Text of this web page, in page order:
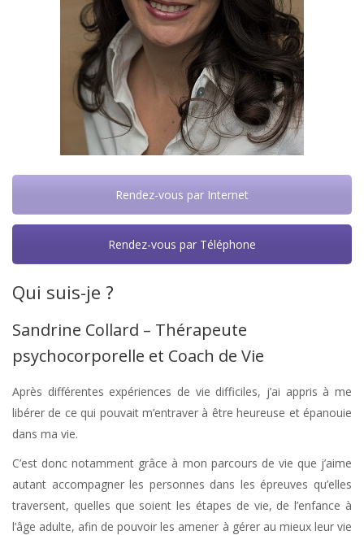
Qui suis-je ?
Sandrine Collard – Thérapeute
psychocorporelle et Coach de Vie
Après différentes expériences de vie difficiles, j’ai appris à me
libérer de ce qui pouvait m’entraver à être heureuse et épanouie
dans ma vie.
C’est donc notamment grâce à mon parcours de vie que j’aime
autant accompagner les personnes dans les épreuves qu’elles
traversent, quelles que soient les étapes de vie, de l’enfance à
l’âge adulte, afin de pouvoir les amener à gérer au mieux leur vie
Rendez-vous par Internet
Rendez-vous par Téléphone